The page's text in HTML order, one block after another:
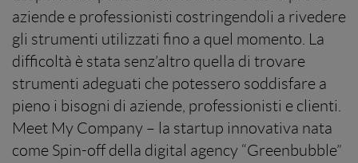
aziende e professionisti costringendoli a rivedere
gli strumenti utilizzati fino a quel momento. La
difficoltà è stata senz’altro quella di trovare
strumenti adeguati che potessero soddisfare a
pieno i bisogni di aziende, professionisti e clienti.
Meet My Company – la startup innovativa nata
come Spin-off della digital agency “Greenbubble”